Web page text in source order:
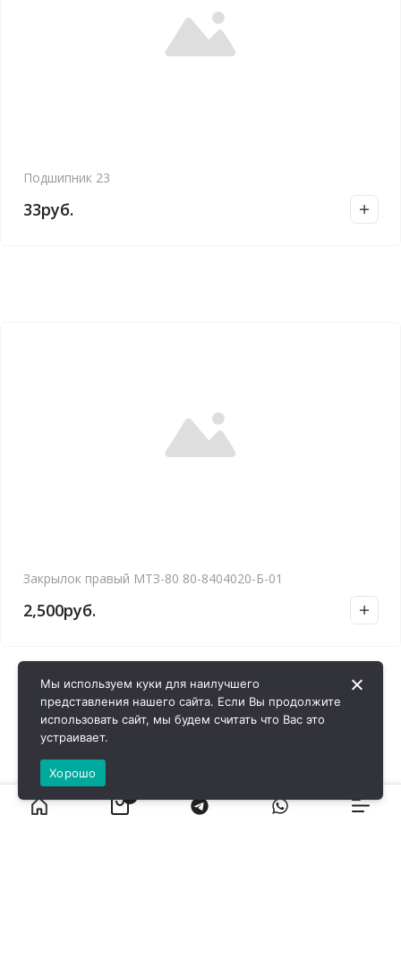
Подшипник 23
33руб.
Закрылок правый МТЗ-80 80-8404020-Б-01
2,500руб.
Мы используем куки для наилучшего
представления нашего сайта. Если Вы продолжите
использовать сайт, мы будем считать что Вас это
устраивает.
Хорошо